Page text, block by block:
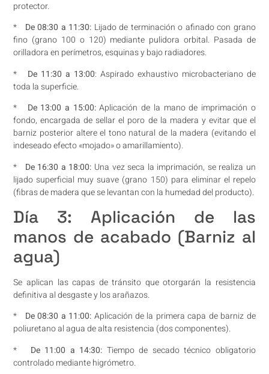
protector.
* De 08:30 a 11:30: Lijado de terminación o afinado con grano
fino (grano 100 o 120) mediante pulidora orbital. Pasada de
orilladora en perímetros, esquinas y bajo radiadores.
* De 11:30 a 13:00: Aspirado exhaustivo microbacteriano de
toda la superficie.
* De 13:00 a 15:00:Aplicación de la mano de imprimación o
fondo, encargada de sellar el poro de la madera y evitar que el
barniz posterior altere el tono natural de la madera (evitando el
indeseado efecto «mojado» o amarillamiento).
*
De 16:30 a 18:00: Una vez seca la imprimación, se realiza un
lijado superficial muy suave (grano 150) para eliminar el repelo
(fibras de madera que se levantan con la humedad del producto).
Día 3: Aplicación de las
manos de acabado (Barniz al
agua)
Se aplican las capas de tránsito que otorgarán la resistencia
definitiva al desgaste y los arañazos.
*
De 08:30 a 11:00: Aplicación de la primera capa de barniz de
poliuretano al agua de alta resistencia (dos componentes).
*
De 11:00 a 14:30: Tiempo de secado técnico obligatorio
controlado mediante higrómetro.